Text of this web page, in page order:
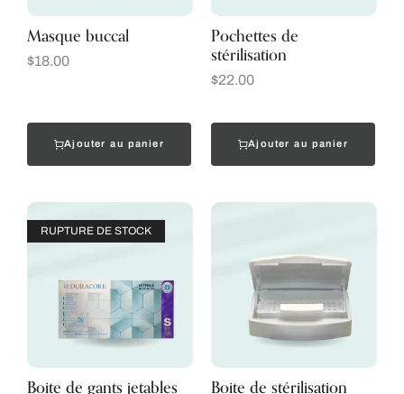
Masque buccal
$18.00
Ajouter au panier
Pochettes de
stérilisation
$22.00
Ajouter au panier
RUPTURE DE STOCK
Boite de gants jetables Boite de stérilisation